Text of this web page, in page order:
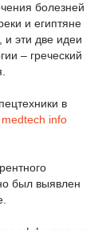
болезней
и египтяне
и эти две идеи
– греческий
в
medtech info
был выявлен